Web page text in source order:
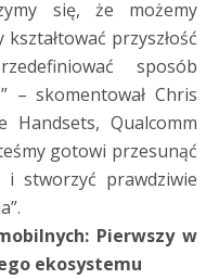
się, że możemy
przyszłość
sposób
– skomentował Chris
Qualcomm
gotowi przesunąć
i stworzyć prawdziwie
Pierwszy w
ekosystemu